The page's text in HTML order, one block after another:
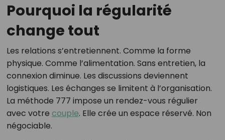
Pourquoi la régularité
change tout
Les relations s’entretiennent. Comme la forme
physique. Comme l’alimentation. Sans entretien, la
connexion diminue. Les discussions deviennent
logistiques. Les échanges se limitent à l’organisation.
La méthode 777 impose un rendez-vous régulier
avec votre couple. Elle crée un espace réservé. Non
négociable.